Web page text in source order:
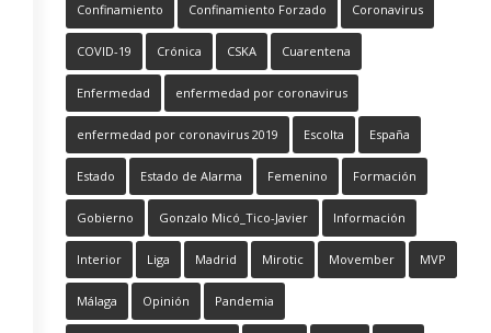
Confinamiento Confinamiento Forzado Coronavirus
COVID-19 Crónica CSKA Cuarentena
Enfermedad enfermedad por coronavirus
enfermedad por coronavirus 2019 Escolta España
Estado Estado de Alarma Femenino Formación
Gobierno Gonzalo Micó_Tico-Javier Información
Interior Liga Madrid Mirotic Movember MVP
Málaga Opinión Pandemia